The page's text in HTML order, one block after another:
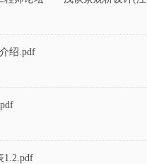
绍.pdf
1.2.pdf